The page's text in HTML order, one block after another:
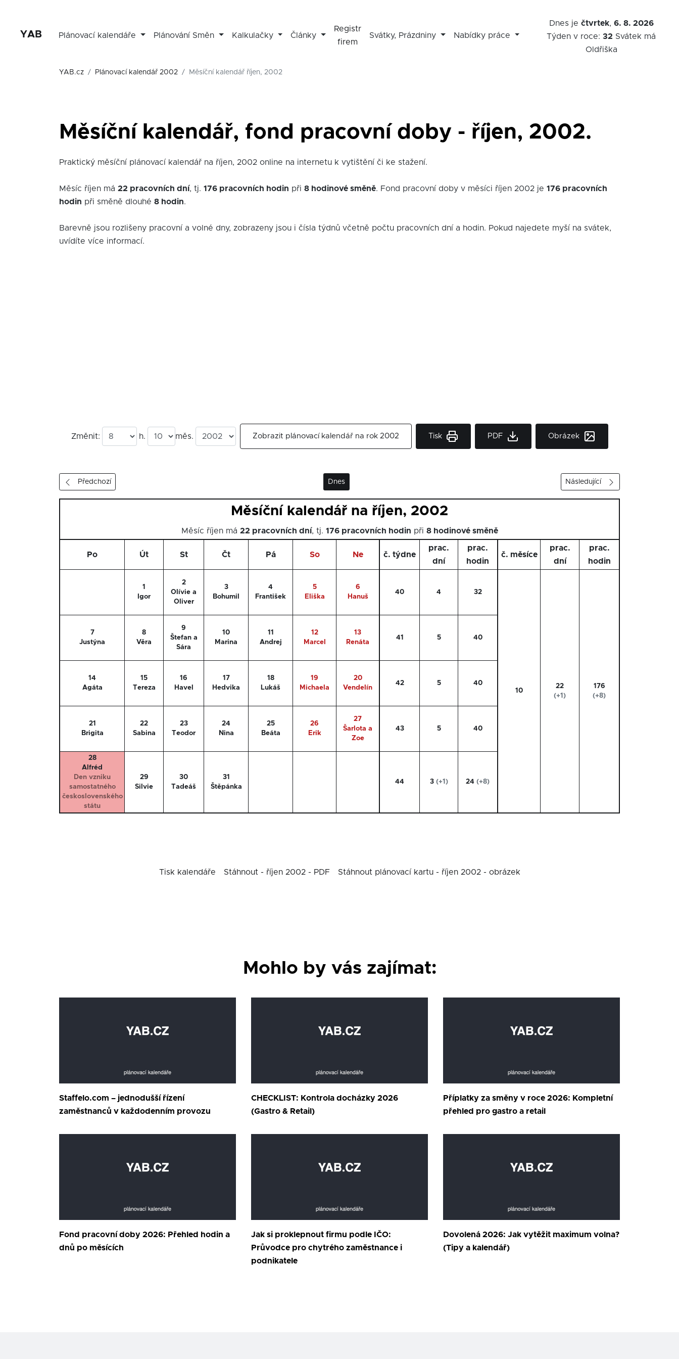
YAB Plánovací kalendáře Plánování Směn Kalkulačky Články
Registr
firem
Svátky, Prázdniny Nabídky práce
Dnes je čtvrtek, 6. 8. 2026
Týden v roce:32 Svátek má
Oldřiška
YAB.cz Plánovací kalendář 2002 Měsíční kalendář říjen, 2002
Měsíční kalendář, fond pracovní doby - říjen, 2002.
Praktický měsíční plánovací kalendář na říjen, 2002 online na internetu k vytištění či ke stažení.
Měsíc říjen má 22 pracovních dní, tj. 176 pracovních hodin při 8 hodinové směně. Fond pracovní doby v měsíci říjen 2002 je 176 pracovních
hodin při směně dlouhé 8 hodin.
Barevně jsou rozlišeny pracovní a volné dny, zobrazeny jsou i čísla týdnů včetně počtu pracovních dní a hodin. Pokud najedete myší na svátek,
uvídíte více informací.
Změnit: h. měs. Zobrazit plánovací kalendář na rok 2002 Tisk PDF Obrázek
Předchozí Dnes Následující
Měsíční kalendář na říjen, 2002
Měsíc říjen má 22 pracovních dní, tj. 176 pracovních hodin při 8 hodinové směně
Po Út St Čt Pá So Ne č. týdne
prac.
dní
prac.
hodin
č. měsíce
prac.
dní
prac.
hodin
1
Igor
2
Olívie a
Oliver
3
Bohumil
4
František
5
Eliška
6
Hanuš
40 4 32
10
22
(+1)
176
(+8)
7
Justýna
8
Věra
9
Štefan a
Sára
10
Marina
11
Andrej
12
Marcel
13
Renáta
41 5 40
14
Agáta
15
Tereza
16
Havel
17
Hedvika
18
Lukáš
19
Michaela
20
Vendelín
42 5 40
21
Brigita
22
Sabina
23
Teodor
24
Nina
25
Beáta
26
Erik
27
Šarlota a
Zoe
43 5 40
28
Alfréd
Den vzniku
samostatného
československého
státu
29
Silvie
30
Tadeáš
31
Štěpánka
44 3 (+1) 24 (+8)
Tisk kalendáře Stáhnout - říjen 2002 - PDF Stáhnout plánovací kartu - říjen 2002 - obrázek
Mohlo by vás zajímat:
Staffelo.com – jednodušší řízení
zaměstnanců v každodenním provozu
CHECKLIST: Kontrola docházky 2026
(Gastro & Retail)
Příplatky za směny v roce 2026: Kompletní
přehled pro gastro a retail
Fond pracovní doby 2026: Přehled hodin a
dnů po měsících
Jak si proklepnout firmu podle IČO:
Průvodce pro chytrého zaměstnance i
podnikatele
Dovolená 2026: Jak vytěžit maximum volna?
(Tipy a kalendář)